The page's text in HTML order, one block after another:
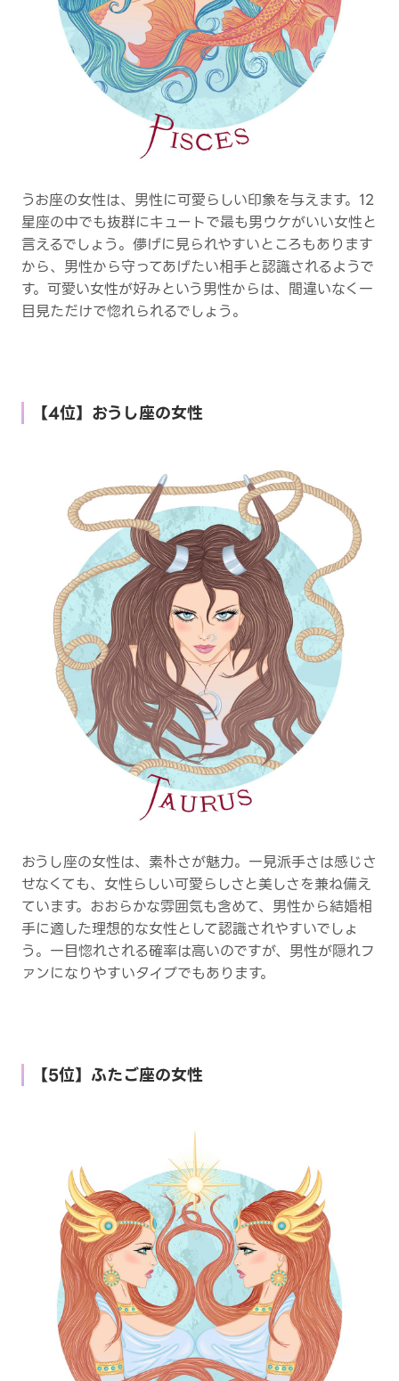
うお座の女性は、男性に可愛らしい印象を与えます。12
星座の中でも抜群にキュートで最も男ウケがいい女性と
言えるでしょう。儚げに見られやすいところもあります
から、男性から守ってあげたい相手と認識されるようで
す。可愛い女性が好みという男性からは、間違いなく一
目見ただけで惚れられるでしょう。
【4位】おうし座の女性
おうし座の女性は、素朴さが魅力。一見派手さは感じさ
せなくても、女性らしい可愛らしさと美しさを兼ね備え
ています。おおらかな雰囲気も含めて、男性から結婚相
手に適した理想的な女性として認識されやすいでしょ
う。一目惚れされる確率は高いのですが、男性が隠れフ
ァンになりやすいタイプでもあります。
【5位】ふたご座の女性